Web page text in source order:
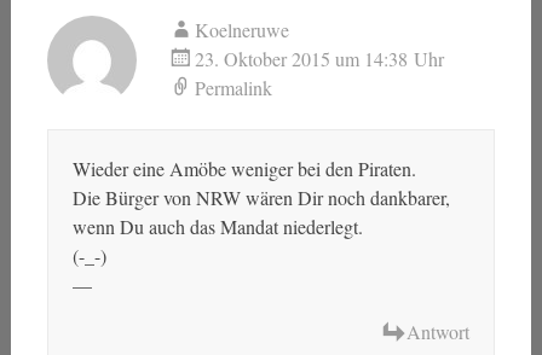
Koelneruwe
23. Oktober 2015 um 14:38 Uhr
Permalink
Wieder eine Amöbe weniger bei den Piraten.
Die Bürger von NRW wären Dir noch dankbarer,
wenn Du auch das Mandat niederlegt.
(-_-)
—
Antwort